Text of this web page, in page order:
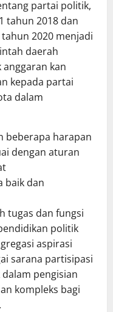
partai politik,
tahun 2018 dan
2020 menjadi
daerah
kan
kepada partai
dalam
beberapa harapan
dengan aturan
baik dan
tugas dan fungsi
politik
aspirasi
sarana partisipasi
pengisian
kompleks bagi